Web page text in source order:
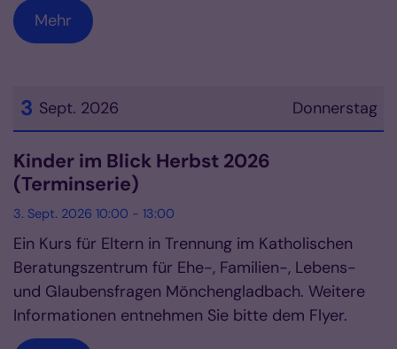
Mehr
Donnerstag
3 Sept. 2026
Datum: 3. September 2026
Kinder im Blick Herbst 2026
(Terminserie)
3. Sept. 2026 10:00 - 13:00
Ein Kurs für Eltern in Trennung im Katholischen
Beratungszentrum für Ehe-, Familien-, Lebens-
und Glaubensfragen Mönchengladbach. Weitere
Informationen entnehmen Sie bitte dem Flyer.